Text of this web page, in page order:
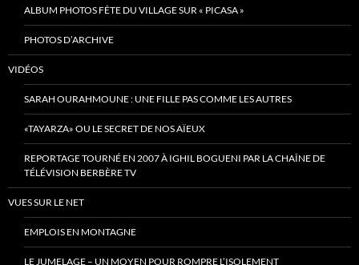
ALBUM PHOTOS FÊTE DU VILLAGE SUR « PICASA »
PHOTOS D’ARCHIVE
VIDÉOS
SARAH OURAHMOUNE : UNE FILLE PAS COMME LES AUTRES
«TAYARZA» OU LE SECRET DE NOS AÏEUX
REPORTAGE TOURNÉ EN 2007 À IGHIL BOGUENI PAR LA CHAÎNE DE
TÉLÉVISION BERBÈRE TV
VUES SUR LE NET
EMPLOIS EN MONTAGNE
LE JUMELAGE – UN MOYEN POUR ROMPRE L’ISOLEMENT